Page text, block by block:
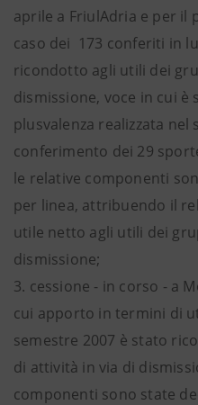
aprile a FriulAdria e per il
caso dei 173 conferiti in
ricondotto agli utili dei
dismissione, voce in cui è
plusvalenza realizzata
conferimento dei 29
le relative componenti
per linea, attribuendo il
utile netto agli utili dei
dismissione;
3. cessione - in corso - a
cui apporto in termini di
semestre 2007 è stato
di attività in via di
componenti sono state